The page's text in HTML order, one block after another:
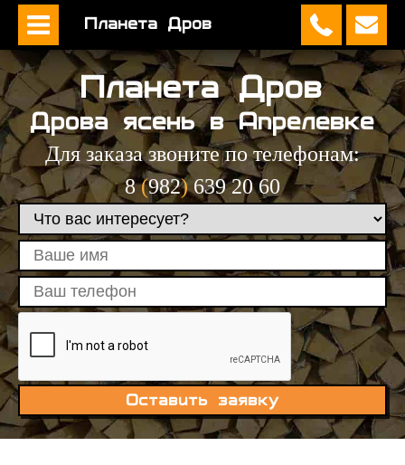
Планета Дров
Планета Дров
Дрова ясень в Апрелевке
Для заказа звоните по телефонам:
8(982)639 20 60
Оставить заявку